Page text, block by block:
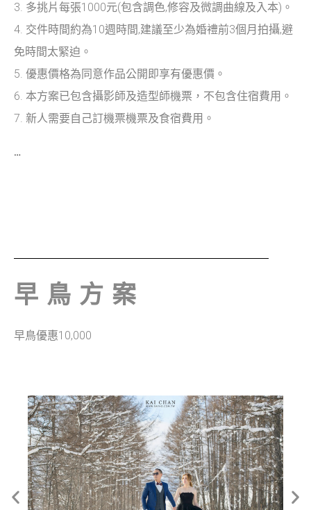
3. 多挑片每張1000元(包含調色,修容及微調曲線及入本) 。
4. 交件時間約為10週時間,建議至少為婚禮前3個月拍攝,避
免時間太緊迫 。
5. 優惠價格為同意作品公開即享有優惠價 。
6. 本方案已包含攝影師及造型師機票，不包含住宿費用。
7. 新人需要自己訂機票機票及食宿費用。
…
早鳥方案
早鳥優惠10,000